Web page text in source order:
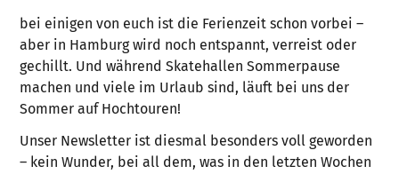
bei einigen von euch ist die Ferienzeit schon vorbei –
aber in Hamburg wird noch entspannt, verreist oder
gechillt. Und während Skatehallen Sommerpause
machen und viele im Urlaub sind, läuft bei uns der
Sommer auf Hochtouren!
Unser Newsletter ist diesmal besonders voll geworden
– kein Wunder, bei all dem, was in den letzten Wochen